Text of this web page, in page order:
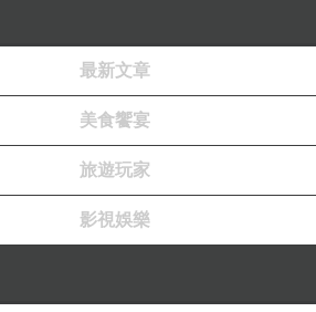
最新文章
美食饗宴
旅遊玩家
影視娛樂